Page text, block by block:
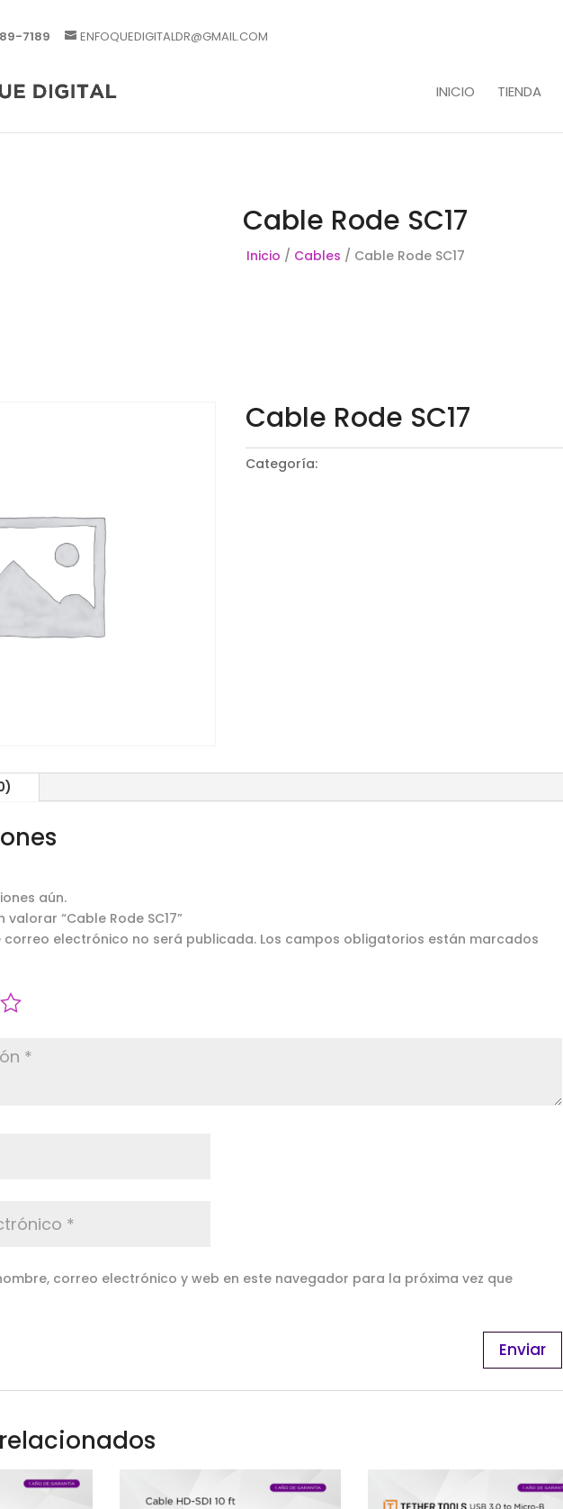
7189 ENFOQUEDIGITALDR@GMAIL.COM
INICIO TIENDA
Cable Rode SC17
Inicio / Cables / Cable Rode SC17
Cable Rode SC17
Categoría:
aún.
valorar “Cable Rode SC17”
correo electrónico no será publicada. Los campos obligatorios están marcados
correo electrónico y web en este navegador para la próxima vez que